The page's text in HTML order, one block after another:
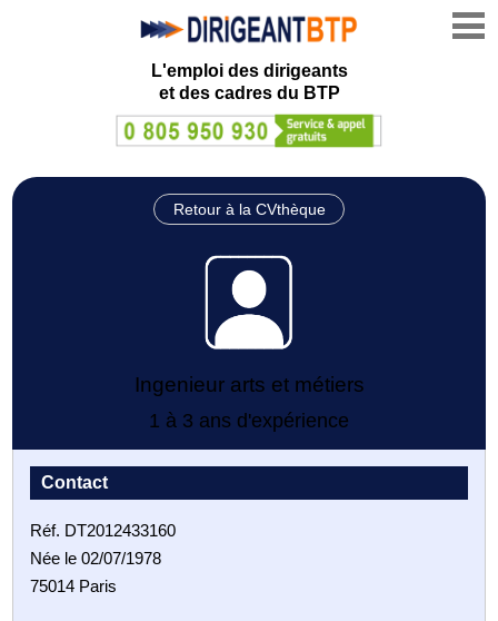
L'emploi des dirigeants
et des cadres du BTP
Retour à la CVthèque
Ingenieur arts et métiers
1 à 3 ans d'expérience
Contact
Réf. DT2012433160
Née le 02/07/1978
75014 Paris